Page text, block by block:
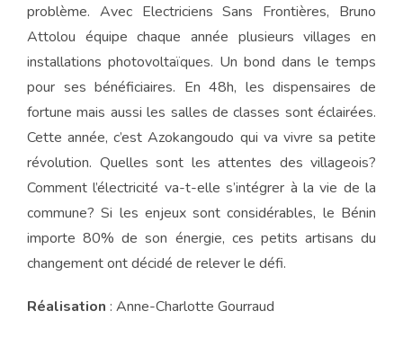
problème. Avec Electriciens Sans Frontières, Bruno
Attolou équipe chaque année plusieurs villages en
installations photovoltaïques. Un bond dans le temps
pour ses bénéficiaires. En 48h, les dispensaires de
fortune mais aussi les salles de classes sont éclairées.
Cette année, c’est Azokangoudo qui va vivre sa petite
révolution. Quelles sont les attentes des villageois?
Comment l’électricité va-t-elle s’intégrer à la vie de la
commune? Si les enjeux sont considérables, le Bénin
importe 80% de son énergie, ces petits artisans du
changement ont décidé de relever le défi.
Réalisation : Anne-Charlotte Gourraud